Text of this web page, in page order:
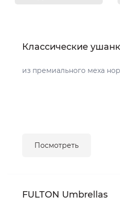
Классические
из премиального меха
Посмотреть
FULTON Umbrellas